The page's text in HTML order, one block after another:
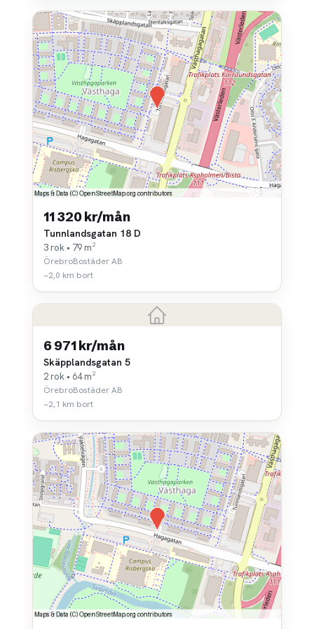
11 320 kr/mån
Tunnlandsgatan 18 D
3 rok • 79 m²
ÖrebroBostäder AB
~2,0 km bort
6 971 kr/mån
Skäpplandsgatan 5
2 rok • 64 m²
ÖrebroBostäder AB
~2,1 km bort